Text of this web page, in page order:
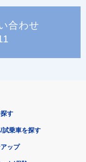
合わせ
す
試乗車を探す
ップ